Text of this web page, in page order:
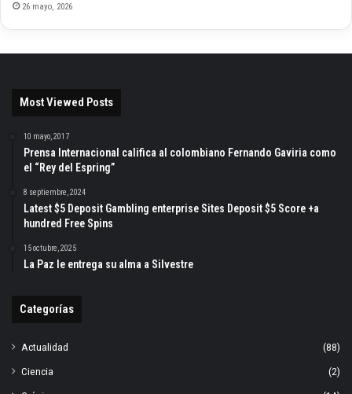
26 mayo, 2026
Most Viewed Posts
10 mayo, 2017
Prensa Internacional califica al colombiano Fernando Gaviria como
el “Rey del Espring”
8 septiembre, 2024
Latest $5 Deposit Gambling enterprise Sites Deposit $5 Score +a
hundred Free Spins
15 octubre, 2025
La Paz le entrega su alma a Silvestre
Categorías
Actualidad
(88)
Ciencia
(2)